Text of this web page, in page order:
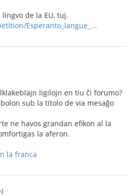
de la EU, tuj.
Esperanto_langue_...
ligilojn en tiu ĉi forumo?
sub la titolo de via mesaĝo
ne havos grandan efikon al la
la aferon.
la franca
)